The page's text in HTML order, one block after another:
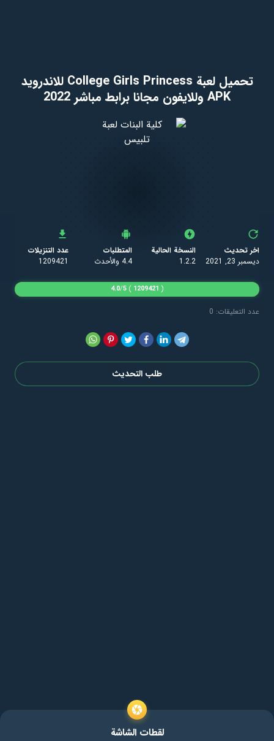
تحميل لعبة College Girls Princess للاندرويد
APK وللايفون مجانا برابط مباشر 2022
اخر تحديث
ديسمبر 23, 2021
النسخة الحالية
1.2.2
المتطلبات
4.4 والأحدث
عدد التنزيلات
1209421
عدد التعليقات: 0
(
1209421
)
4.0/5
طلب التحديث
لقطات الشاشة